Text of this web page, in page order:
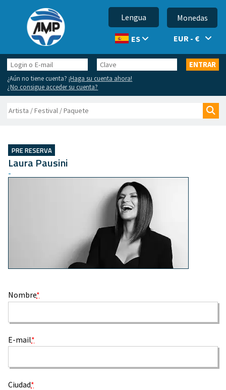
Lengua
ES
Monedas
EUR - €
Login
o
E-
mail
Clave ENTRAR
¿Aún no tiene cuenta?¡Haga su cuenta ahora!
¿No consigue acceder su cuenta?
Buscar
PRE RESERVA
Laura Pausini
-
Nombre*
E-mail*
Ciudad*